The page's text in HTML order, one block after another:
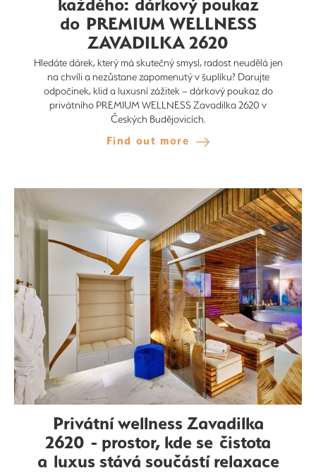
každého: dárkový poukaz
do PREMIUM WELLNESS
ZAVADILKA 2620
Hledáte dárek, který má skutečný smysl, radost neudělá jen
na chvíli a nezůstane zapomenutý v šuplíku? Darujte
odpočinek, klid a luxusní zážitek – dárkový poukaz do
privátního PREMIUM WELLNESS Zavadilka 2620 v
Českých Budějovicích.
Find out more
Privátní wellness Zavadilka
2620 - prostor, kde se čistota
a luxus stává součástí relaxace